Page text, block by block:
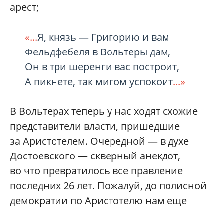
арест;
«...Я, князь — Григорию и вам
Фельдфебеля в Вольтеры дам,
Он в три шеренги вас построит,
А пикнете, так мигом успокоит...»
В Вольтерах теперь у нас ходят схожие
представители власти, пришедшие
за Аристотелем. Очередной — в духе
Достоевского — скверный анекдот,
во что превратилось все правление
последних 26 лет. Пожалуй, до полисной
демократии по Аристотелю нам еще